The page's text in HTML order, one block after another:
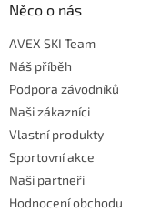
Něco o nás
AVEX SKI Team
Náš příběh
Podpora závodníků
Naši zákazníci
Vlastní produkty
Sportovní akce
Naši partneři
Hodnocení obchodu